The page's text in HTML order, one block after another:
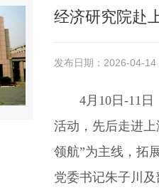
经济研究院赴
发布日期：2026-04-14
4月10日-11
活动，先后走进
领航”为主线，拓
党委书记朱子川